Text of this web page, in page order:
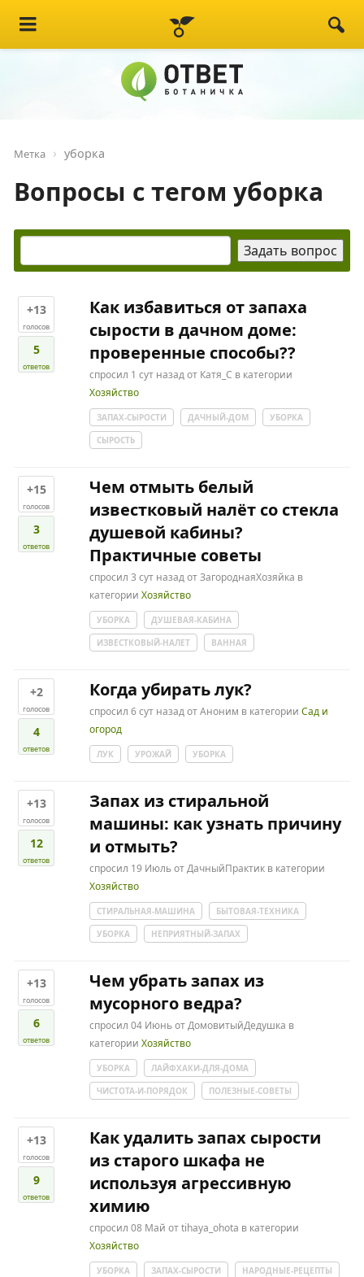
Метка уборка
Вопросы с тегом уборка
+13
голосов
5
ответов
Как избавиться от запаха
сырости в дачном доме:
проверенные способы??
спросил 1 сут назадот Катя_С в категории
Хозяйство
ЗАПАХ-СЫРОСТИ ДАЧНЫЙ-ДОМ
УБОРКА
СЫРОСТЬ
+15
голосов
3
ответов
Чем отмыть белый
известковый налёт со стекла
душевой кабины?
Практичные советы
спросил 3 сут назадотЗагороднаяХозяйка в
категорииХозяйство
УБОРКА
ДУШЕВАЯ-КАБИНА
ИЗВЕСТКОВЫЙ-НАЛЕТ
ВАННАЯ
+2
голосов
4
ответов
Когда убирать лук?
спросил 6 сут назадотАноним в категорииСад и
огород
ЛУК УРОЖАЙ УБОРКА
+13
голосов
12
ответов
Запах из стиральной
машины: как узнать причину
и отмыть?
спросил 19 ИюльотДачныйПрактик в категории
Хозяйство
СТИРАЛЬНАЯ-МАШИНА
БЫТОВАЯ-ТЕХНИКА
УБОРКА
НЕПРИЯТНЫЙ-ЗАПАХ
+13
голосов
6
ответов
Чем убрать запах из
мусорного ведра?
спросил 04 ИюньотДомовитыйДедушка в
категорииХозяйство
УБОРКА
ЛАЙФХАКИ-ДЛЯ-ДОМА
ЧИСТОТА-И-ПОРЯДОК
ПОЛЕЗНЫЕ-СОВЕТЫ
+13
голосов
9
ответов
Как удалить запах сырости
из старого шкафа не
используя агрессивную
химию
спросил 08 Май отtihaya_ohota в категории
Хозяйство
УБОРКА ЗАПАХ-СЫРОСТИ
НАРОДНЫЕ-РЕЦЕПТЫ